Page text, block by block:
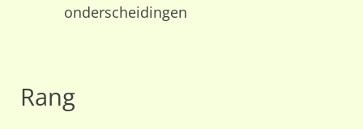
onderscheidingen
Rang